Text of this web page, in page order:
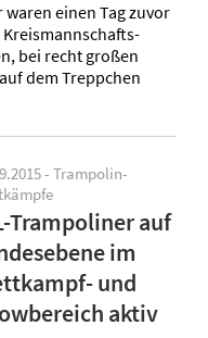
einen Tag zuvor
bei recht großen
dem Treppchen
- Trampolin-
Trampoliner auf
im
und
aktiv